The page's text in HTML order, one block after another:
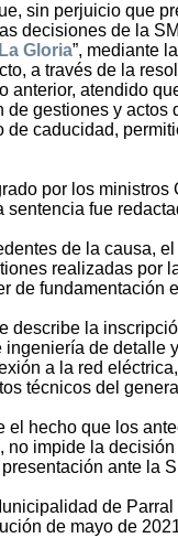
sin perjuicio que
decisiones de la
Gloria”, mediante
a través de la
anterior, atendido
gestiones y actos
de caducidad,
por los
sentencia fue
de la causa,
realizadas por
de fundamentación
describe la
de detalle
a la red
técnicos del
el hecho que los
no impide la
ante la
de
de mayo de